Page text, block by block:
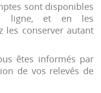
sont disponibles
ligne, et en les
les conserver autant
êtes informés par
de vos relevés de